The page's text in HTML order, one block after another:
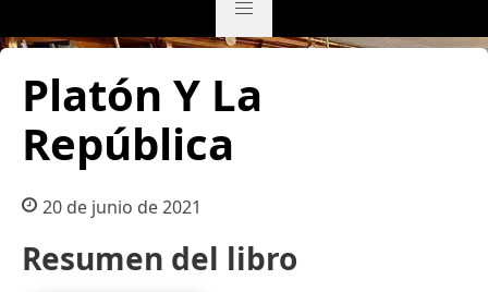
Platón Y La
República
20 de junio de 2021
Resumen del libro